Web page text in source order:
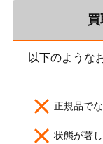
以下のような
正規品で
状態が著